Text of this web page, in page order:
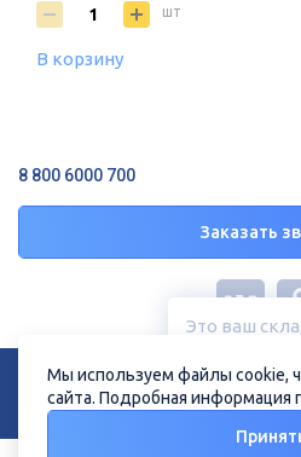
Это ваш
Нет
шт
В корзину
8 800 6000 700
Заказать
Политика
Политика в отношении
Мы используем файлы cookie,
сайта. Подробная информация